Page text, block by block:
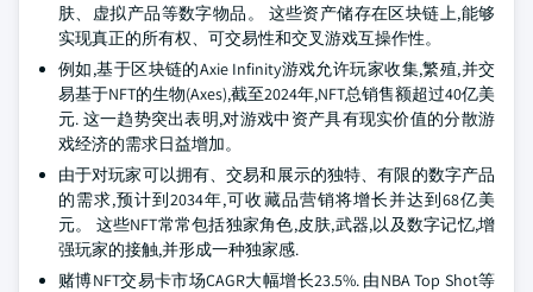
肤、虚拟产品等数字物品。 这些资产储存在区块链上,能够
实现真正的所有权、可交易性和交叉游戏互操作性。
例如,基于区块链的Axie Infinity游戏允许玩家收集,繁殖,并交
易基于NFT的生物(Axes),截至2024年,NFT总销售额超过40亿美
元. 这一趋势突出表明,对游戏中资产具有现实价值的分散游
戏经济的需求日益增加。
由于对玩家可以拥有、交易和展示的独特、有限的数字产品
的需求,预计到2034年,可收藏品营销将增长并达到68亿美
元。 这些NFT常常包括独家角色,皮肤,武器,以及数字记忆,增
强玩家的接触,并形成一种独家感.
赌博NFT交易卡市场CAGR大幅增长23.5%. 由NBA Top Shot等